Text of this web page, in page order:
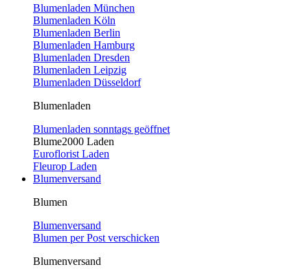
Blumenladen München
Blumenladen Köln
Blumenladen Berlin
Blumenladen Hamburg
Blumenladen Dresden
Blumenladen Leipzig
Blumenladen Düsseldorf
Blumenladen
Blumenladen sonntags geöffnet
Blume2000 Laden
Euroflorist Laden
Fleurop Laden
Blumenversand
Blumen
Blumenversand
Blumen per Post verschicken
Blumenversand